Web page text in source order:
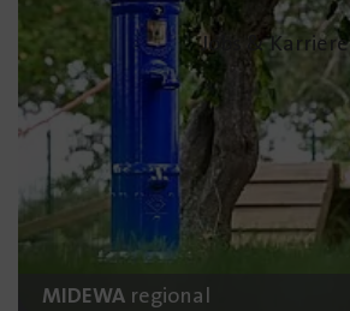
Jobs & Karriere
MIDEWA regional